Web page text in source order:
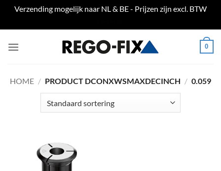
Verzending mogelijk naar NL & BE - Prijzen zijn excl. BTW
naar
0
HOME / PRODUCT DCONXWSMAXDECINCH / 0.059